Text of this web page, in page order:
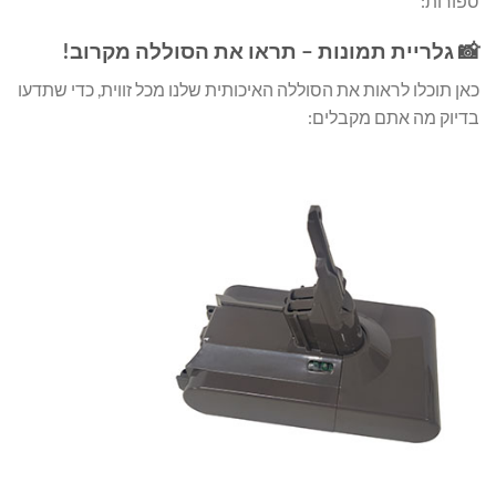
📸 גלריית תמונות – תראו את הסוללה מקרוב!
כאן תוכלו לראות את הסוללה האיכותית שלנו מכל זווית, כדי שתדעו
בדיוק מה אתם מקבלים: